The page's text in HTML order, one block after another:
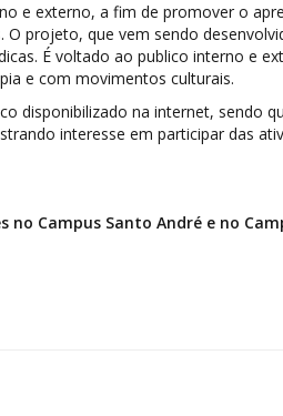
e externo, a fim de promover o
projeto, que vem sendo
É voltado ao publico interno e
e com movimentos culturais.
disponibilizado na internet, sendo
interesse em participar das
Campus Santo André e no